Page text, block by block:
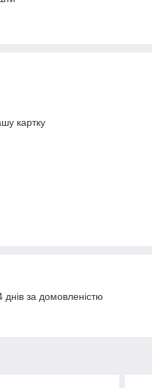
картку
за домовленістю